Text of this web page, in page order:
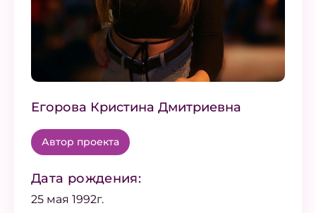
Егорова Кристина Дмитриевна
Автор проекта
Дата рождения:
25 мая 1992г.